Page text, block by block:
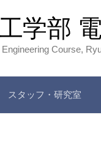
学部
Course,
スタッフ・研究室